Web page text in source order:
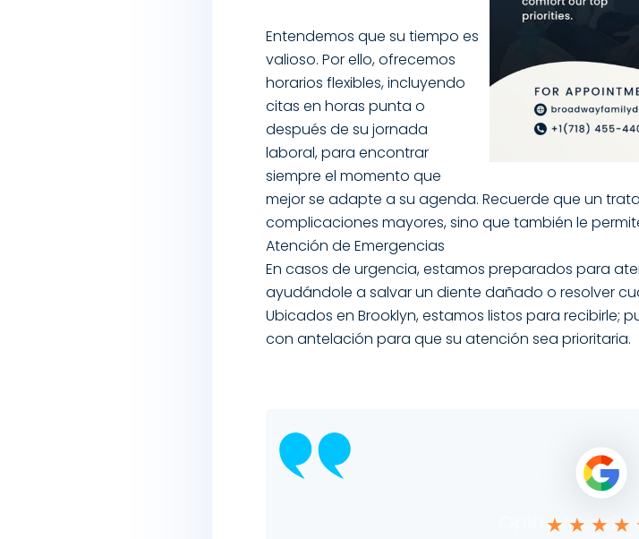
Entendemos que su tiempo es
valioso. Por ello, ofrecemos
horarios flexibles, incluyendo
citas en horas punta o
después de su jornada
laboral, para encontrar
siempre el momento que
mejor se adapte a su agenda. Recuerde que un
complicaciones mayores, sino que también le
Atención de Emergencias
En casos de urgencia, estamos preparados para
ayudándole a salvar un diente dañado o resolver
Ubicados en Brooklyn, estamos listos para recibirle;
con antelación para que su atención sea prioritaria.
Opiniones de